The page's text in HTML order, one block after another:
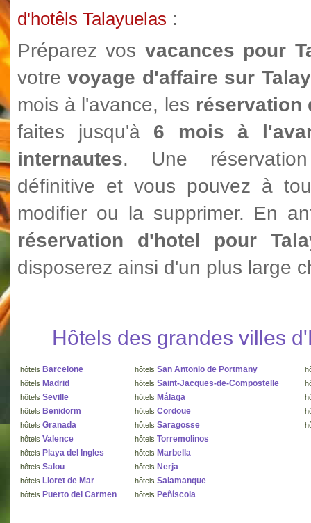
d'hotêls Talayuelas :
Préparez vos vacances pour
votrevoyage d'affaire sur
mois à l'avance, les réservation
faites jusqu'à 6 mois à
internautes. Une
définitive et vous pouvez à
modifier ou la supprimer. En
réservation d'hotel pour
disposerez ainsi d'un plus large
Hôtels des grandes villes
hôtels Barcelone
hôtels Madrid
hôtels Seville
hôtels Benidorm
hôtels Granada
hôtels Valence
hôtels Playa del Ingles
hôtels Salou
hôtels Lloret de Mar
hôtels Puerto del Carmen
hôtels San Antonio de Portmany
hôtels Saint-Jacques-de-Compostelle
hôtels Málaga
hôtels Cordoue
hôtels Saragosse
hôtels Torremolinos
hôtels Marbella
hôtels Nerja
hôtels Salamanque
hôtels Peñíscola